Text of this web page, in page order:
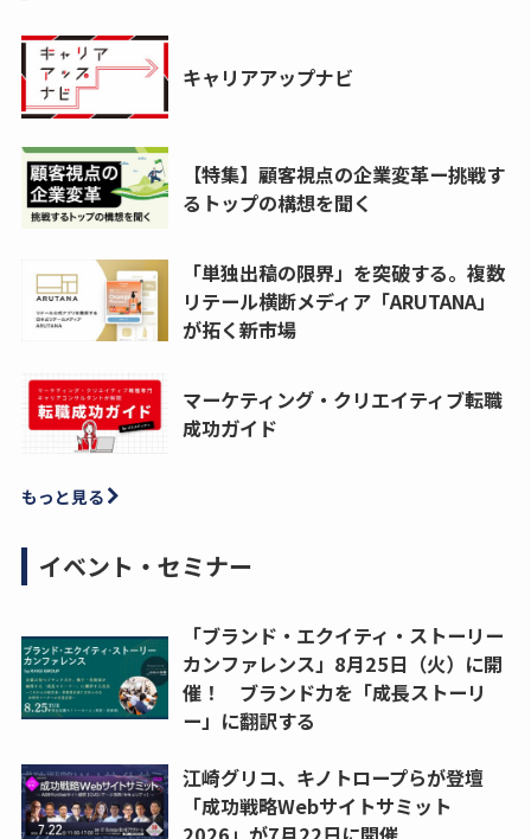
キャリアアップナビ
【特集】顧客視点の企業変革ー挑戦す
るトップの構想を聞く
「単独出稿の限界」を突破する。複数
リテール横断メディア「ARUTANA」
が拓く新市場
マーケティング・クリエイティブ転職
成功ガイド
もっと見る
イベント・セミナー
「ブランド・エクイティ・ストーリー
カンファレンス」8月25日（火）に開
催！ ブランド力を「成長ストーリ
ー」に翻訳する
江崎グリコ、キノトロープらが登壇
「成功戦略Webサイトサミット